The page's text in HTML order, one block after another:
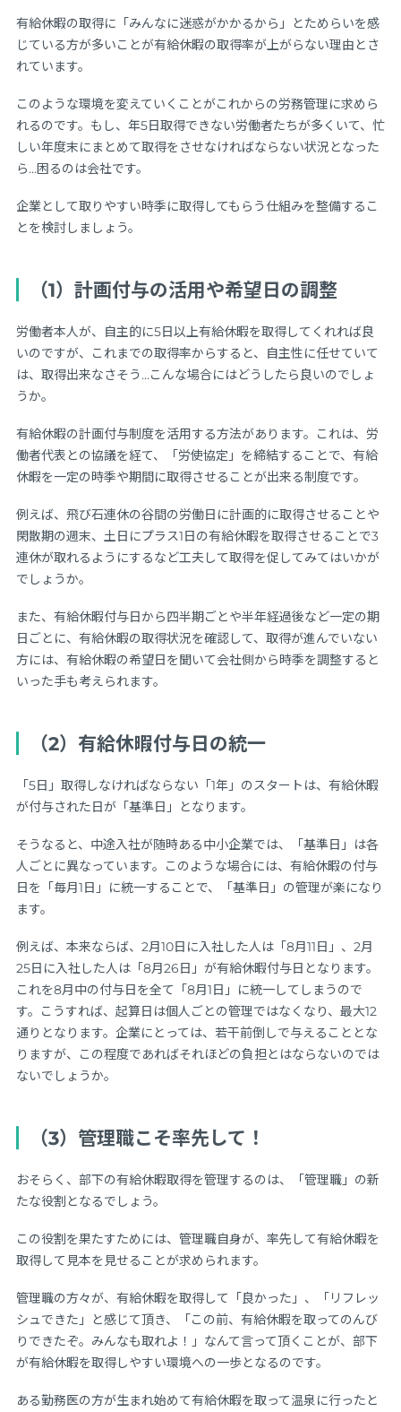
有給休暇の取得に「みんなに迷惑がかかるから」とためらいを感
じている方が多いことが有給休暇の取得率が上がらない理由とさ
れています。
このような環境を変えていくことがこれからの労務管理に求めら
れるのです。もし、年5日取得できない労働者たちが多くいて、忙
しい年度末にまとめて取得をさせなければならない状況となった
ら…困るのは会社です。
企業として取りやすい時季に取得してもらう仕組みを整備するこ
とを検討しましょう。
（1）計画付与の活用や希望日の調整
労働者本人が、自主的に5日以上有給休暇を取得してくれれば良
いのですが、これまでの取得率からすると、自主性に任せていて
は、取得出来なさそう…こんな場合にはどうしたら良いのでしょ
うか。
有給休暇の計画付与制度を活用する方法があります。これは、労
働者代表との協議を経て、「労使協定」を締結することで、有給
休暇を一定の時季や期間に取得させることが出来る制度です。
例えば、飛び石連休の谷間の労働日に計画的に取得させることや
閑散期の週末、土日にプラス1日の有給休暇を取得させることで3
連休が取れるようにするなど工夫して取得を促してみてはいかが
でしょうか。
また、有給休暇付与日から四半期ごとや半年経過後など一定の期
日ごとに、有給休暇の取得状況を確認して、取得が進んでいない
方には、有給休暇の希望日を聞いて会社側から時季を調整すると
いった手も考えられます。
（2）有給休暇付与日の統一
「5日」取得しなければならない「1年」のスタートは、有給休暇
が付与された日が「基準日」となります。
そうなると、中途入社が随時ある中小企業では、「基準日」は各
人ごとに異なっています。このような場合には、有給休暇の付与
日を「毎月1日」に統一することで、「基準日」の管理が楽になり
ます。
例えば、本来ならば、2月10日に入社した人は「8月11日」、2月
25日に入社した人は「8月26日」が有給休暇付与日となります。
これを8月中の付与日を全て「8月1日」に統一してしまうので
す。こうすれば、起算日は個人ごとの管理ではなくなり、最大12
通りとなります。企業にとっては、若干前倒しで与えることとな
りますが、この程度であればそれほどの負担とはならないのでは
ないでしょうか。
（3）管理職こそ率先して！
おそらく、部下の有給休暇取得を管理するのは、「管理職」の新
たな役割となるでしょう。
この役割を果たすためには、管理職自身が、率先して有給休暇を
取得して見本を見せることが求められます。
管理職の方々が、有給休暇を取得して「良かった」、「リフレッ
シュできた」と感じて頂き、「この前、有給休暇を取ってのんび
りできたぞ。みんなも取れよ！」なんて言って頂くことが、部下
が有給休暇を取得しやすい環境への一歩となるのです。
ある勤務医の方が生まれ始めて有給休暇を取って温泉に行ったと